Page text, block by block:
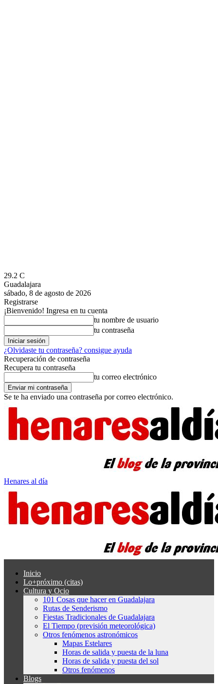
29.2 C
Guadalajara
sábado, 8 de agosto de 2026
Registrarse
¡Bienvenido! Ingresa en tu cuenta
tu nombre de usuario
tu contraseña
¿Olvidaste tu contraseña? consigue ayuda
Recuperación de contraseña
Recupera tu contraseña
tu correo electrónico
Se te ha enviado una contraseña por correo electrónico.
Henares al día
Inicio
Lo+próximo (citas)
Cultura y Ocio
101 Cosas que hacer en Guadalajara
Rutas de Senderismo
Fiestas Tradicionales de Guadalajara
El Tiempo (previsión meteorológica)
Otros fenómenos astronómicos
Mapas Estelares
Horas de salida y puesta de la luna
Horas de salida y puesta del sol
Otros fenómenos
Blogs